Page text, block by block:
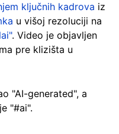
ključnih kadrova iz
u višoj rezoluciji na
. Video je objavljen
pre klizišta u
"AI-generated", a
"#ai".